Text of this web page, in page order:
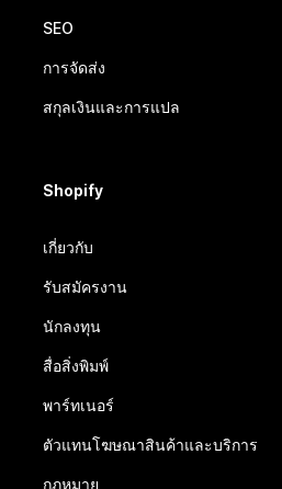
SEO
การจัดส่ง
สกุลเงินและการแปล
Shopify
เกี่ยวกับ
รับสมัครงาน
นักลงทุน
สื่อสิ่งพิมพ์
พาร์ทเนอร์
ตัวแทนโฆษณาสินค้าและบริการ
กฎหมาย